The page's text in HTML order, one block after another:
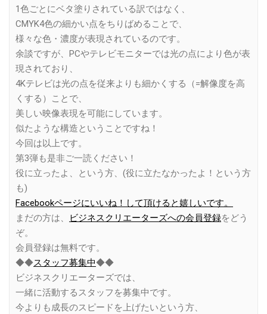
1色ごとにベタ塗りされている訳ではなく、
CMYK4色の細かい点をちりばめることで、
様々な色・濃度が表現されているのです。
余談ですが、PCやテレビモニターでは光の点により色が表
現されており、
4Kテレビは光の点を従来よりも細かくする（=解像度を高
くする）ことで、
美しい映像表現を可能にしています。
似たような構造ということですね！
今回は以上です。
第3弾も是非ご一読ください！
役に立ったよ、という方、(役に立たなかったよ！という方
も)
Facebookページにいいね！して頂けると嬉しいです。
まだの方は、
ビジネスクリエーターズへの会員登録をどう
ぞ。
会員登録は無料です。
◆◆スタッフ募集中◆◆
ビジネスクリエーターズでは、
一緒に活動するスタッフを募集中です。
今よりも成長のスピードを上げたいという方、